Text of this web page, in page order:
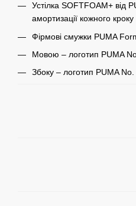
Устілка SOFTFOAM+ від
амортизації кожного кроку
Фірмові смужки PUMA
Мовою – логотип PUMA
Збоку – логотип PUMA